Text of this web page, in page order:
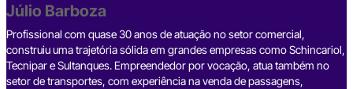
o
k
Júlio Barboza
Profissional com quase 30 anos de atuação no setor comercial,
construiu uma trajetória sólida em grandes empresas como Schincariol,
Tecnipar e Sultanques. Empreendedor por vocação, atua também no
setor de transportes, com experiência na venda de passagens,